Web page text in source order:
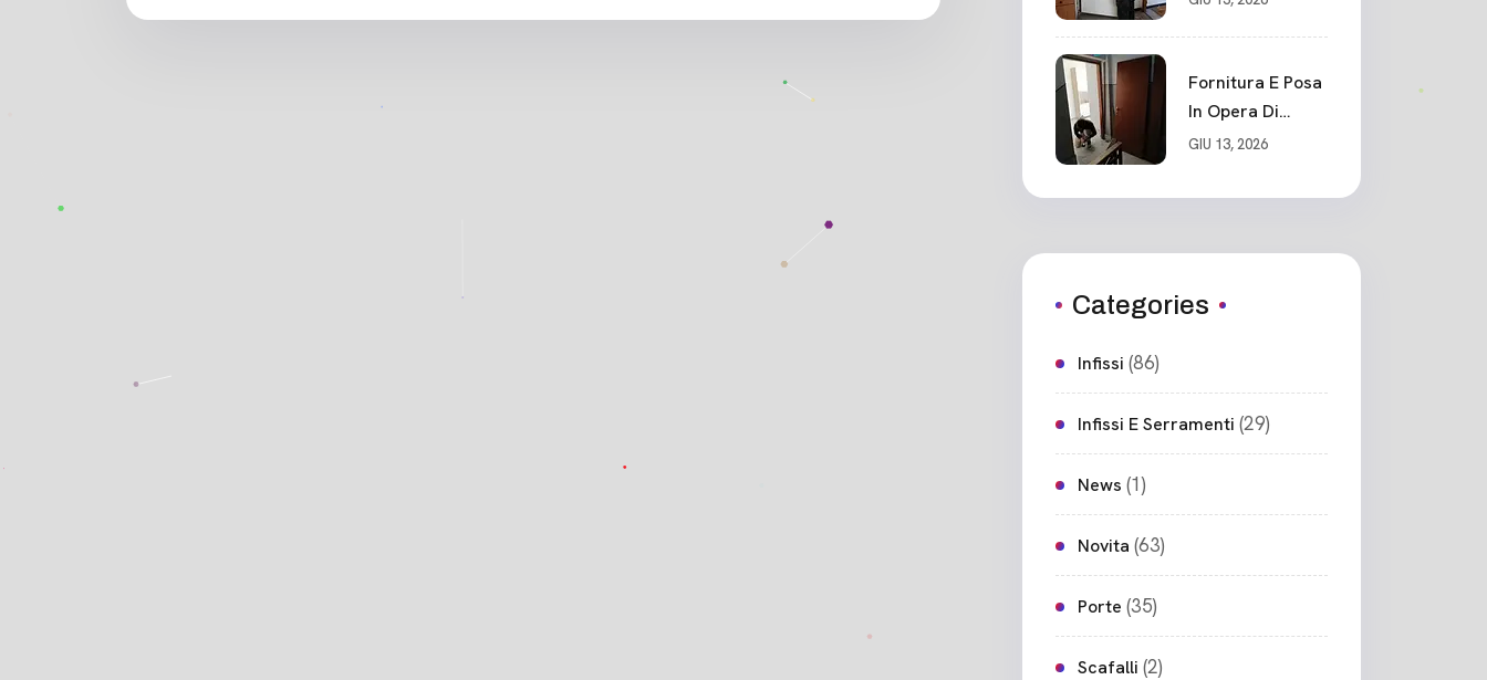
Cadimare
Fornitura E Posa
In Opera Di
Nuovo Portone
Ceparana
GIU 13, 2026
Categories
Infissi (86)
Infissi E Serramenti (29)
News (1)
Novita (63)
Porte (35)
Scafalli (2)